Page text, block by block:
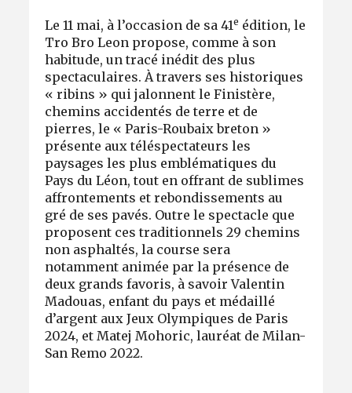
Le 11 mai, à l’occasion de sa 41e édition, le
Tro Bro Leon propose, comme à son
habitude, un tracé inédit des plus
spectaculaires. À travers ses historiques
« ribins » qui jalonnent le Finistère,
chemins accidentés de terre et de
pierres, le « Paris-Roubaix breton »
présente aux téléspectateurs les
paysages les plus emblématiques du
Pays du Léon, tout en offrant de sublimes
affrontements et rebondissements au
gré de ses pavés. Outre le spectacle que
proposent ces traditionnels 29 chemins
non asphaltés, la course sera
notamment animée par la présence de
deux grands favoris, à savoir Valentin
Madouas, enfant du pays et médaillé
d’argent aux Jeux Olympiques de Paris
2024, et Matej Mohoric, lauréat de Milan-
San Remo 2022.